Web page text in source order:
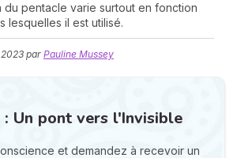
du pentacle varie surtout en fonction
lesquelles il est utilisé.
par Pauline Mussey
: Un pont vers l'Invisible
et demandez à recevoir un